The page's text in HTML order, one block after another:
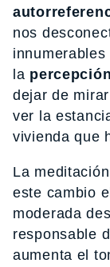
nos
la
dejar de
ver la
vivienda que
La
este cambio
moderada
responsable
aumenta el